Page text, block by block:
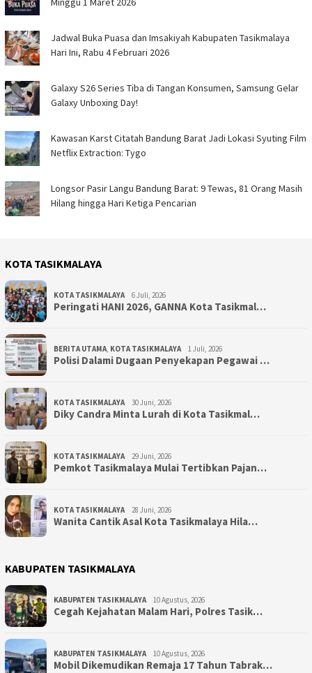
Jadwal Buka Puasa dan Imsakiyah Kabupaten Tasikmalaya
Hari Ini, Rabu 4 Februari 2026
Galaxy S26 Series Tiba di Tangan Konsumen, Samsung Gelar
Galaxy Unboxing Day!
Kawasan Karst Citatah Bandung Barat Jadi Lokasi Syuting Film
Netflix Extraction: Tygo
Longsor Pasir Langu Bandung Barat: 9 Tewas, 81 Orang Masih
Hilang hingga Hari Ketiga Pencarian
KOTA TASIKMALAYA
KOTA TASIKMALAYA 6 Juli, 2026
Peringati HANI 2026, GANNA Kota Tasikmal…
BERITA UTAMA KOTA TASIKMALAYA 1 Juli, 2026
Polisi Dalami Dugaan Penyekapan Pegawai …
KOTA TASIKMALAYA 30 Juni, 2026
Diky Candra Minta Lurah di Kota Tasikmal…
KOTA TASIKMALAYA 29 Juni, 2026
Pemkot Tasikmalaya Mulai Tertibkan Pajan…
KOTA TASIKMALAYA 28 Juni, 2026
Wanita Cantik Asal Kota Tasikmalaya Hila…
KABUPATEN TASIKMALAYA
KABUPATEN TASIKMALAYA 10 Agustus, 2026
Cegah Kejahatan Malam Hari, Polres Tasik…
KABUPATEN TASIKMALAYA 10 Agustus, 2026
Mobil Dikemudikan Remaja 17 Tahun Tabrak…